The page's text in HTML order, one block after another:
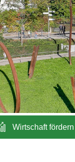
Wirtschaft fördern